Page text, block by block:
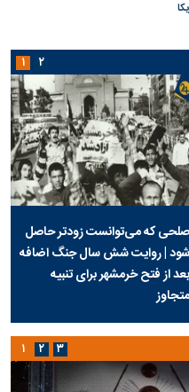
صلحی که می‌توانست زودتر حاصل
شود | روایت شش سال جنگ اضافه
بعد از فتح خرمشهر برای تنبیه
متجاوز
۱ ۲
۱ ۲ ۳